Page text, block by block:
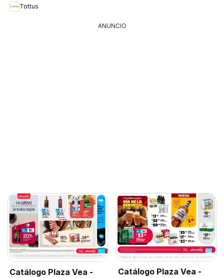
Tottus
ANUNCIO
Catálogo Plaza Vea -
Catálogo Plaza Vea -